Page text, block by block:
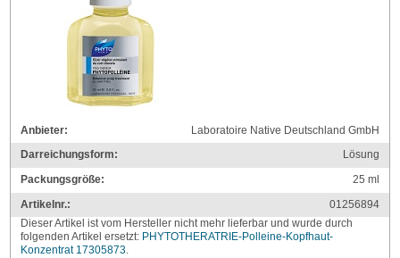
Anbieter:
Laboratoire Native Deutschland GmbH
Darreichungsform:
Lösung
Packungsgröße:
25ml
Artikelnr.:
01256894
Dieser Artikel ist vom Hersteller nicht mehr lieferbar und wurde durch
folgenden Artikel ersetzt: PHYTOTHERATRIE-Polleine-Kopfhaut-
Konzentrat 17305873.